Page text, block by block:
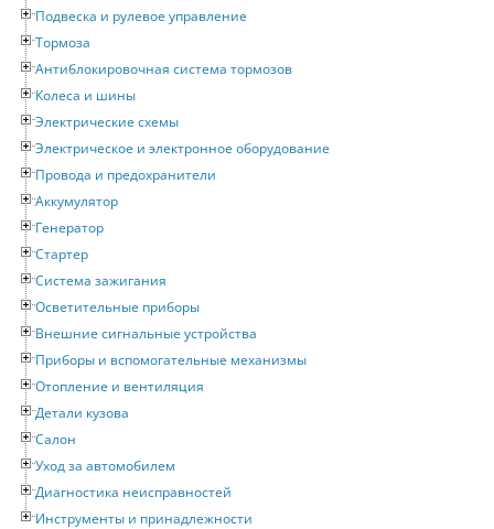
Подвеска и рулевое управление
Тормоза
Антиблокировочная система тормозов
Колеса и шины
Электрические схемы
Электрическое и электронное оборудование
Провода и предохранители
Аккумулятор
Генератор
Стартер
Система зажигания
Осветительные приборы
Внешние сигнальные устройства
Приборы и вспомогательные механизмы
Отопление и вентиляция
Детали кузова
Салон
Уход за автомобилем
Диагностика неисправностей
Инструменты и принадлежности